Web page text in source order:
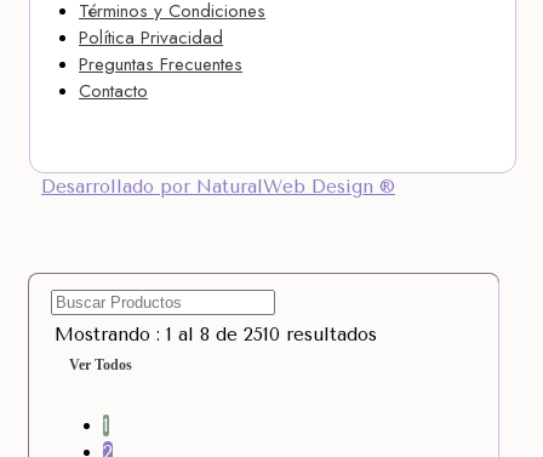
Términos y Condiciones
Política Privacidad
Preguntas Frecuentes
Contacto
Desarrollado por NaturalWeb Design ®
Mostrando : 1 al 8 de 2510 resultados
Ver Todos
1
2